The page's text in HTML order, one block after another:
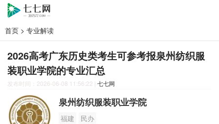
首页 > 专业解读
2026高考广东历史类考生可参考报泉州纺织服
装职业学院的专业汇总
发布时间：2026-06-08 11:56:22 | 七七网
泉州纺织服装职业学院
福建
民办